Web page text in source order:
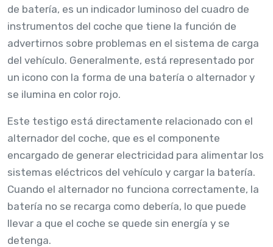
de batería, es un indicador luminoso del cuadro de
instrumentos del coche que tiene la función de
advertirnos sobre problemas en el sistema de carga
del vehículo. Generalmente, está representado por
un icono con la forma de una batería o alternador y
se ilumina en color rojo.
Este testigo está directamente relacionado con el
alternador del coche, que es el componente
encargado de generar electricidad para alimentar los
sistemas eléctricos del vehículo y cargar la batería.
Cuando el alternador no funciona correctamente, la
batería no se recarga como debería, lo que puede
llevar a que el coche se quede sin energía y se
detenga.